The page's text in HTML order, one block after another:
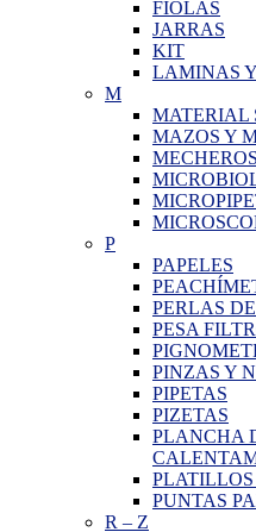
FIOLAS
JARRAS
KIT
LAMINAS
M
MATERIAL
MAZOS Y
MECHEROS
P
PAPELES
PERLAS
PESA
PINZAS Y
PIPETAS
PIZETAS
PLANCHA
PLATILLOS
PUNTAS
R – Z